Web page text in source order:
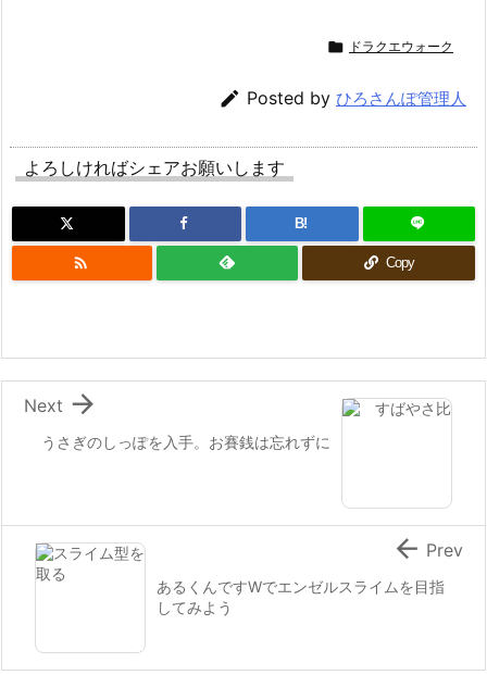
 ドラクエウォーク
 Posted by ひろさんぽ管理人
よろしければシェアお願いします
B!
 Copy
うさぎのしっぽを入手。お賽銭は忘れずに

Next
あるくんですWでエンゼルスライムを目指
してみよう
 Prev